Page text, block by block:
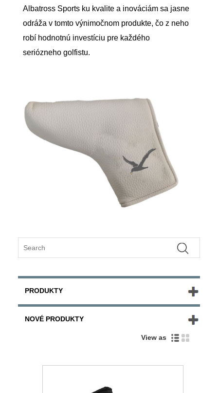
Albatross Sports ku kvalite a inováciám sa jasne
odráža v tomto výnimočnom produkte, čo z neho
robí hodnotnú investíciu pre každého
seriózneho golfistu.
PRODUKTY
NOVÉ PRODUKTY
View as